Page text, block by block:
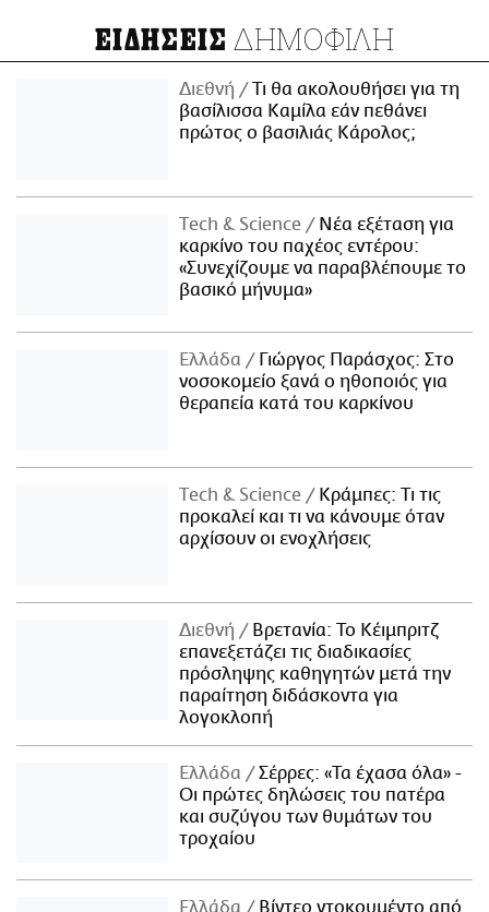
ΕΙΔΗΣΕΙΣ ΔΗΜΟΦΙΛΗ
Διεθνή
Τι θα ακολουθήσει για τη
βασίλισσα Καμίλα εάν πεθάνει
πρώτος ο βασιλιάς Κάρολος;
Τech & Science
Νέα εξέταση για
καρκίνο του παχέος εντέρου:
«Συνεχίζουμε να παραβλέπουμε το
βασικό μήνυμα»
Ελλάδα
Γιώργος Παράσχος: Στο
νοσοκομείο ξανά ο ηθοποιός για
θεραπεία κατά του καρκίνου
Τech & Science
Κράμπες: Τι τις
προκαλεί και τι να κάνουμε όταν
αρχίσουν οι ενοχλήσεις
Διεθνή
Βρετανία: Το Κέιμπριτζ
επανεξετάζει τις διαδικασίες
πρόσληψης καθηγητών μετά την
παραίτηση διδάσκοντα για
λογοκλοπή
Ελλάδα
Σέρρες: «Τα έχασα όλα» -
Οι πρώτες δηλώσεις του πατέρα
και συζύγου των θυμάτων του
τροχαίου